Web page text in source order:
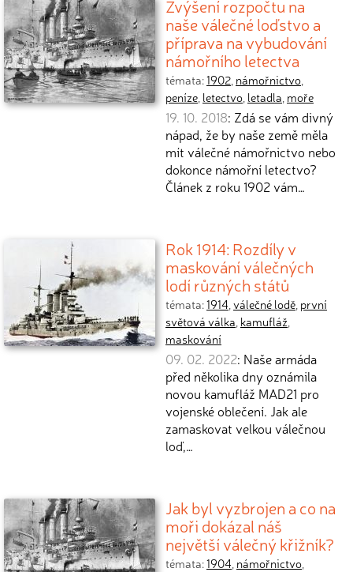
Zvýšení rozpočtu na
naše válečné loďstvo a
příprava na vybudování
námořního letectva
témata:1902, námořnictvo,
peníze, letectvo, letadla, moře
19. 10. 2018: Zdá se vám divný
nápad, že by naše země měla
mít válečné námořnictvo nebo
dokonce námořní letectvo?
Článek z roku 1902 vám…
Rok 1914: Rozdíly v
maskování válečných
lodí různých států
témata:1914,válečné lodě, první
světová válka, kamufláž,
maskování
09. 02. 2022: Naše armáda
před několika dny oznámila
novou kamufláž MAD21 pro
vojenské oblečení. Jak ale
zamaskovat velkou válečnou
loď,…
Jak byl vyzbrojen a co na
moři dokázal náš
největší válečný křižník?
témata:1904, námořnictvo,